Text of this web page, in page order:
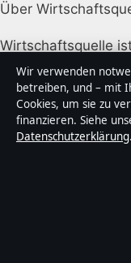
Über
Wirtschaftsquelle
Technik und
trägt eine Byline,
und vor der
Wir verwenden
betreiben, und – mit
Cookies, um sie zu
finanzieren. Siehe
Datenschutzerklärung.